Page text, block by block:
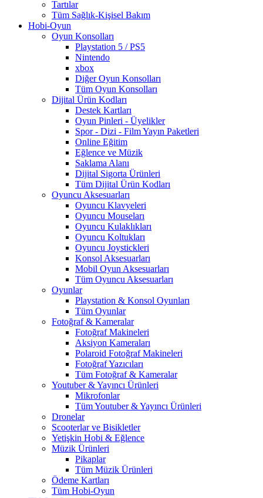
Tartılar
Tüm Sağlık-Kişisel Bakım
Hobi-Oyun
Oyun Konsolları
Playstation 5 / PS5
Nintendo
xbox
Diğer Oyun Konsolları
Tüm Oyun Konsolları
Dijital Ürün Kodları
Destek Kartları
Oyun Pinleri - Üyelikler
Spor - Dizi - Film Yayın Paketleri
Online Eğitim
Eğlence ve Müzik
Saklama Alanı
Dijital Sigorta Ürünleri
Tüm Dijital Ürün Kodları
Oyuncu Aksesuarları
Oyuncu Klavyeleri
Oyuncu Mouseları
Oyuncu Kulaklıkları
Oyuncu Koltukları
Oyuncu Joystickleri
Konsol Aksesuarları
Mobil Oyun Aksesuarları
Tüm Oyuncu Aksesuarları
Oyunlar
Playstation & Konsol Oyunları
Tüm Oyunlar
Fotoğraf & Kameralar
Fotoğraf Makineleri
Aksiyon Kameraları
Polaroid Fotoğraf Makineleri
Fotoğraf Yazıcıları
Tüm Fotoğraf & Kameralar
Youtuber & Yayıncı Ürünleri
Mikrofonlar
Tüm Youtuber & Yayıncı Ürünleri
Dronelar
Scooterlar ve Bisikletler
Yetişkin Hobi & Eğlence
Müzik Ürünleri
Pikaplar
Tüm Müzik Ürünleri
Ödeme Kartları
Tüm Hobi-Oyun